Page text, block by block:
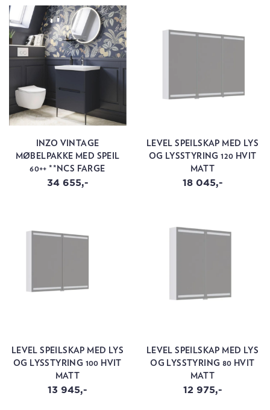
INZO VINTAGE
MØBELPAKKE MED SPEIL
60++ **NCS FARGE
34 655,-
LEVEL SPEILSKAP MED LYS
OG LYSSTYRING 120 HVIT
MATT
18 045,-
LEVEL SPEILSKAP MED LYS
OG LYSSTYRING 100 HVIT
MATT
13 945,-
LEVEL SPEILSKAP MED LYS
OG LYSSTYRING 80 HVIT
MATT
12 975,-